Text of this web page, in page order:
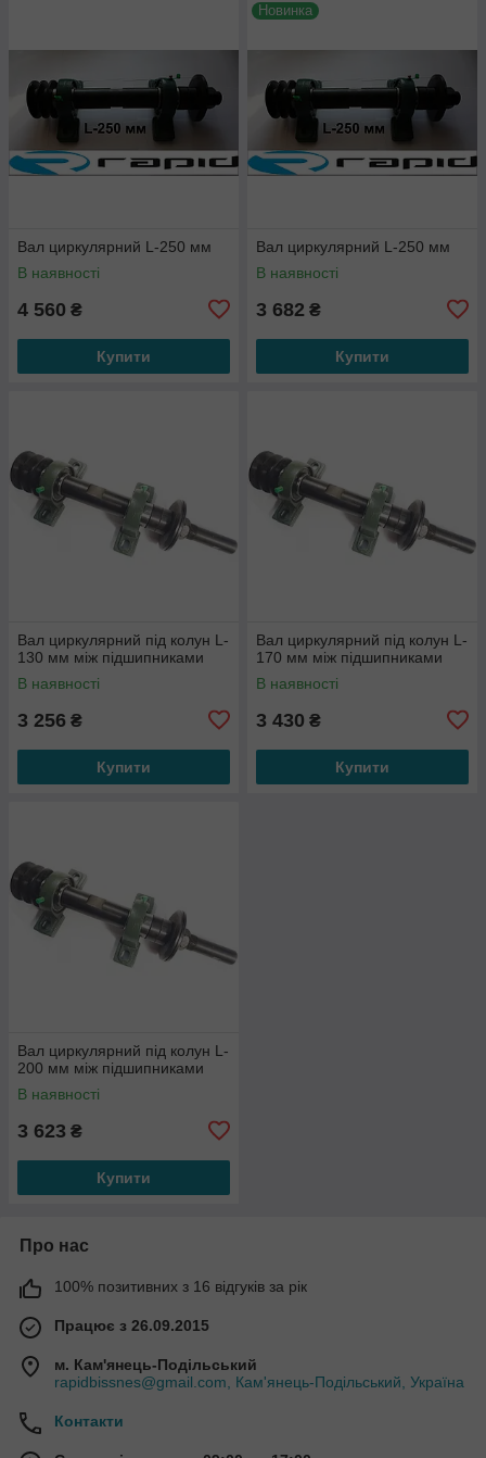
Вал циркулярний L-250 мм
В наявності
4 560 ₴
Купити
Новинка
Вал циркулярний L-250 мм
В наявності
3 682 ₴
Купити
Вал циркулярний під колун L-
130 мм між підшипниками
В наявності
3 256 ₴
Купити
Вал циркулярний під колун L-
170 мм між підшипниками
В наявності
3 430 ₴
Купити
Вал циркулярний під колун L-
200 мм між підшипниками
В наявності
3 623 ₴
Купити
Про нас
100% позитивних з 16 відгуків за рік
Працює з 26.09.2015
м. Кам'янець-Подільський
rapidbissnes@gmail.com, Кам'янець-Подільський, Україна
Контакти